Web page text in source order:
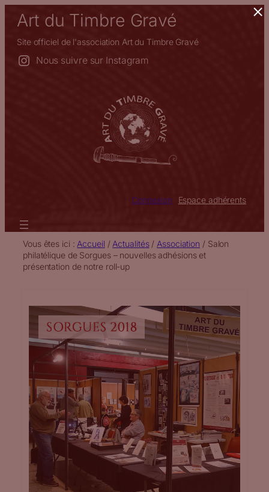
Aller
contenu
Art du Timbre Gravé
Site officiel de l'association Art du Timbre Gravé
Nous suivre sur Instagram
Connexion Espace adhérents
Vous êtes ici : Accueil / Actualités/ Association / Salon
philatélique de Sorgues – nouvelles adhésions et
présentation de notre roll-up
×